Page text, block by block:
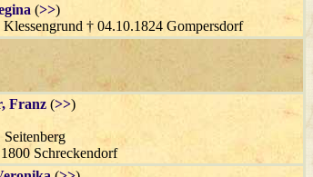
(>>)
† 04.10.1824 Gompersdorf
, Franz (>>)
Schreckendorf